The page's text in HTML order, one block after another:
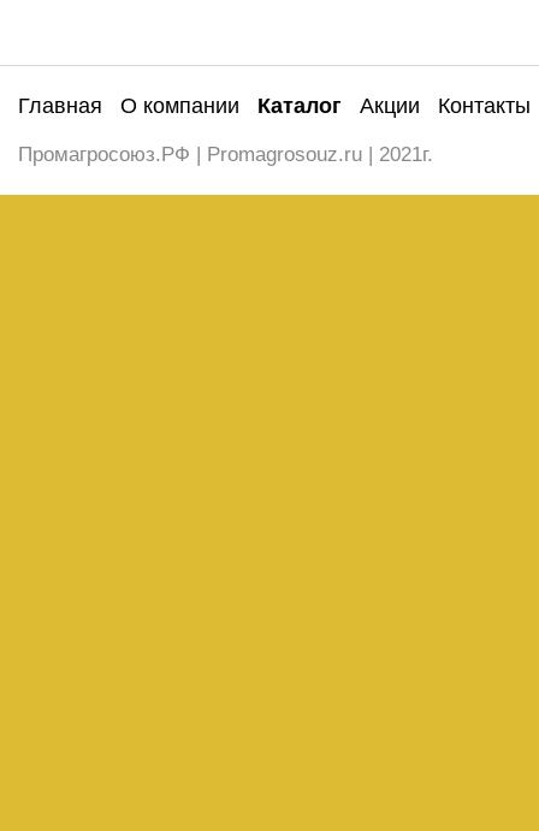
Главная О компании Каталог Акции
Контакты
Промагросоюз.РФ | Promagrosouz.ru | 2021г.